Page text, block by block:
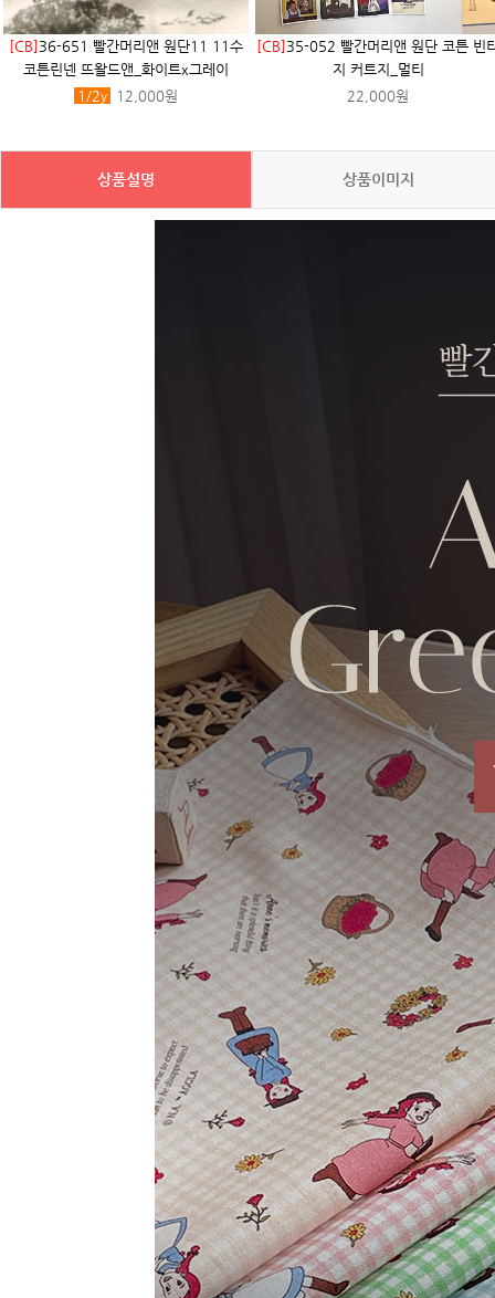
[CB] 36-651 빨간머리앤 원단11 11수
코튼린넨 뜨왈드앤_화이트x그레이
1/2y 12,000원
[CB] 35-052 빨간머리앤 원단 코튼 빈
지 커트지_멀티
22,000원
상품설명 상품이미지